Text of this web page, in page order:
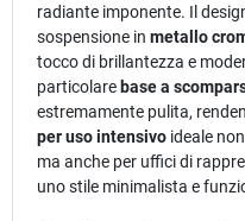
radiante imponente. Il
sospensione in metallo
tocco di brillantezza e
particolare base a
estremamente pulita,
per uso intensivo ideale
ma anche per uffici di
uno stile minimalista e